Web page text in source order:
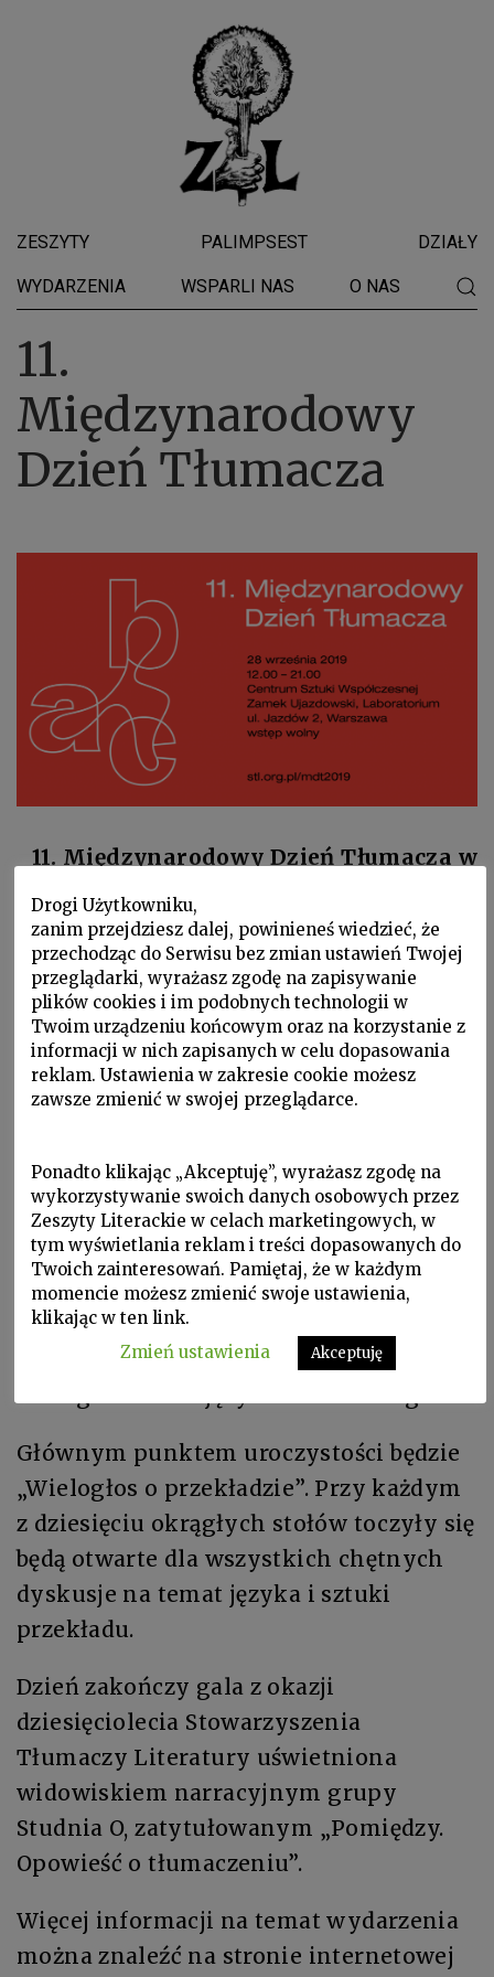
ZESZYTY PALIMPSEST DZIAŁY
WYDARZENIA WSPARLI NAS O NAS
11.
Międzynarodowy
Dzień Tłumacza
11. Międzynarodowy Dzień Tłumacza w
28 wrześniaw Centrum Sztuki
Współczesnej Zamek Ujazdowski odbędą
się obchody 11. Międzynarodowego Dnia
Tłumacza połączone z dziesięcioleciem
Stowarzyszenia Tłumaczy Literatury.
Jazdów 2 przez cały dzień będzie można
spotkać się z tłumaczami literatury i
poznać tajniki ich pracy. Wydarzenie
rozpocznie się w samo południe
pojedynkiem tłumaczy, w którym
porównane zostaną dwa przekłady tego
Głównym punktem uroczystości będzie
„Wielogłos o przekładzie”. Przy każdym
z dziesięciu okrągłych stołów toczyły się
będą otwarte dla wszystkich chętnych
dyskusje na temat języka i sztuki
przekładu.
Dzień zakończy gala z okazji
dziesięciolecia Stowarzyszenia
Tłumaczy Literatury uświetniona
widowiskiem narracyjnym grupy
Studnia O, zatytułowanym „Pomiędzy.
Opowieść o tłumaczeniu”.
Więcej informacji na temat wydarzenia
można znaleźć na stronie internetowej
Drogi Użytkowniku,
zanim przejdziesz dalej, powinieneś wiedzieć, że
przechodząc do Serwisu bez zmian ustawień Twojej
przeglądarki, wyrażasz zgodę na zapisywanie
plików cookies i im podobnych technologii w
Twoim urządzeniu końcowym oraz na korzystanie z
informacji w nich zapisanych w celu dopasowania
reklam. Ustawienia w zakresie cookie możesz
zawsze zmienić w swojej przeglądarce.
Ponadto klikając „Akceptuję”, wyrażasz zgodę na
wykorzystywanie swoich danych osobowych przez
Zeszyty Literackie w celach marketingowych, w
tym wyświetlania reklam i treści dopasowanych do
Twoich zainteresowań. Pamiętaj, że w każdym
momencie możesz zmienić swoje ustawienia,
klikając w ten link.
Zmień ustawienia
Akceptuję